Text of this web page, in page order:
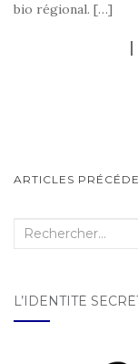
bio régional. […]
ARTICLES
ARTICLES
Recherche :
L’IDENTITÉ